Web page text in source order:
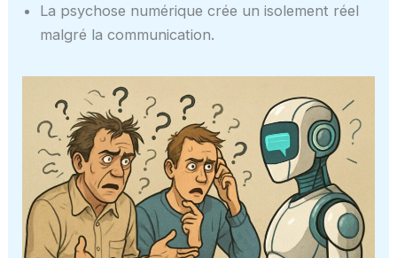
La psychose numérique crée un isolement réel
malgré la communication.